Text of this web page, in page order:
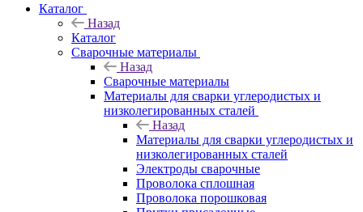
Каталог
Назад
Каталог
Сварочные материалы
Назад
Сварочные материалы
Материалы для сварки углеродистых и
низколегированных сталей
Назад
Материалы для сварки углеродистых и
низколегированных сталей
Электроды сварочные
Проволока сплошная
Проволока порошковая